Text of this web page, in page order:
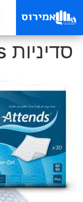
סדיניות Attends גדולות